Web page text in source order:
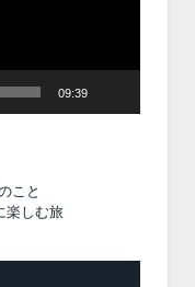
09:39
こと
楽しむ旅